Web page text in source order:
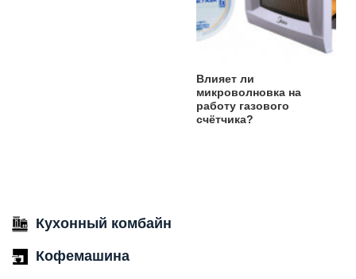
Влияет ли
микроволновка на
работу газового
счётчика?
Кухонный комбайн
Кофемашина